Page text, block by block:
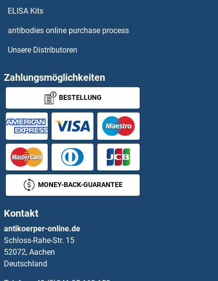
p53 Antikörper
P5CS Antikörper
p63 Antikörper
PA2G4 Antikörper
PAAF1 Antikörper
PABPC3 Antikörper
PABPC4 Antikörper
PABPC5 Antikörper
PACAP-38 Antikörper
PACRG Antikörper
PACS1 Antikörper
ELISA Kits
antibodies online purchase process
Unsere Distributoren
Zahlungsmöglichkeiten
BESTELLUNG
MONEY-BACK-GUARANTEE
Kontakt
antikoerper-online.de
Schloss-Rahe-Str. 15
52072, Aachen
Deutschland